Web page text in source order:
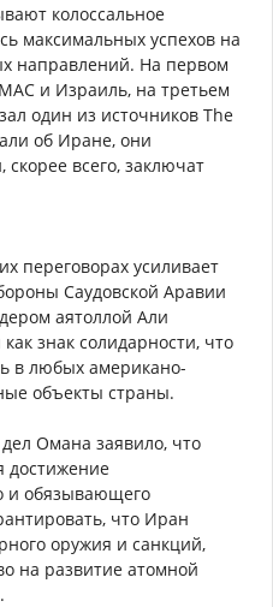
колоссальное
максимальных успехов на
направлений. На первом
и Израиль, на третьем
один из источников The
об Иране, они
всего, заключат
переговорах усиливает
Саудовской Аравии
аятоллой Али
знак солидарности, что
в любых американо-
объекты страны.
Омана заявило, что
достижение
и обязывающего
что Иран
оружия и санкций,
на развитие атомной